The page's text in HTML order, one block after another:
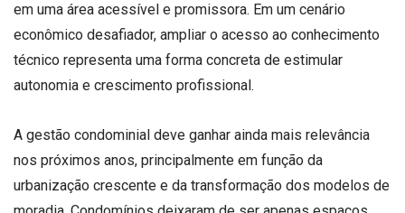
em uma área acessível e promissora. Em um cenário
econômico desafiador, ampliar o acesso ao conhecimento
técnico representa uma forma concreta de estimular
autonomia e crescimento profissional.
A gestão condominial deve ganhar ainda mais relevância
nos próximos anos, principalmente em função da
urbanização crescente e da transformação dos modelos de